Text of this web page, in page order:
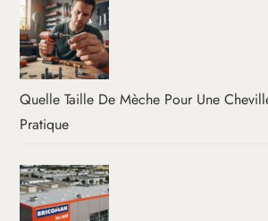
Quelle Taille De Mèche Pour Une
Pratique